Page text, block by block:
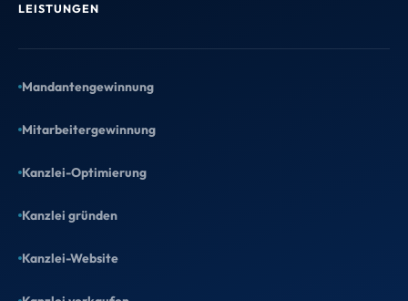
LEISTUNGEN
Mandantengewinnung
Mitarbeitergewinnung
Kanzlei-Optimierung
Kanzlei gründen
Kanzlei-Website